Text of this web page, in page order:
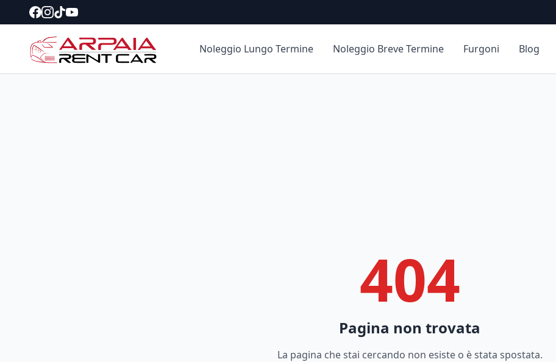
Noleggio Lungo Termine Noleggio Breve Termine Furgoni Blog
404
Pagina non trovata
La pagina che stai cercando non esiste o è stata spostata.